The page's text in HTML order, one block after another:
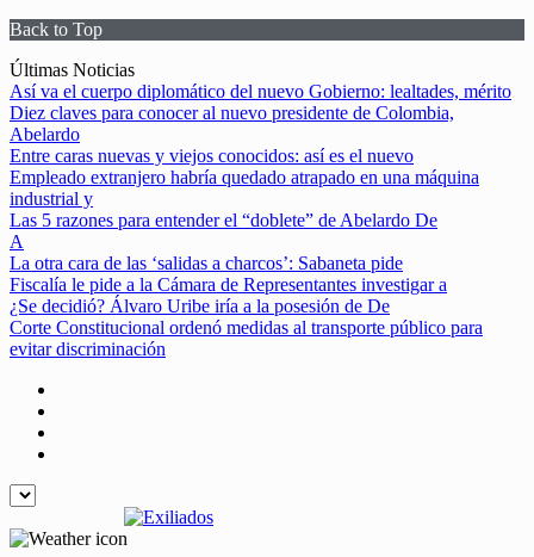
Back to Top
Skip
to
content
Últimas Noticias
Así va el cuerpo diplomático del nuevo Gobierno: lealtades, mérito
Diez claves para conocer al nuevo presidente de Colombia,
Abelardo
Entre caras nuevas y viejos conocidos: así es el nuevo
Empleado extranjero habría quedado atrapado en una máquina
industrial y
Las 5 razones para entender el “doblete” de Abelardo De
A
La otra cara de las ‘salidas a charcos’: Sabaneta pide
Fiscalía le pide a la Cámara de Representantes investigar a
¿Se decidió? Álvaro Uribe iría a la posesión de De
Corte Constitucional ordenó medidas al transporte público para
evitar discriminación